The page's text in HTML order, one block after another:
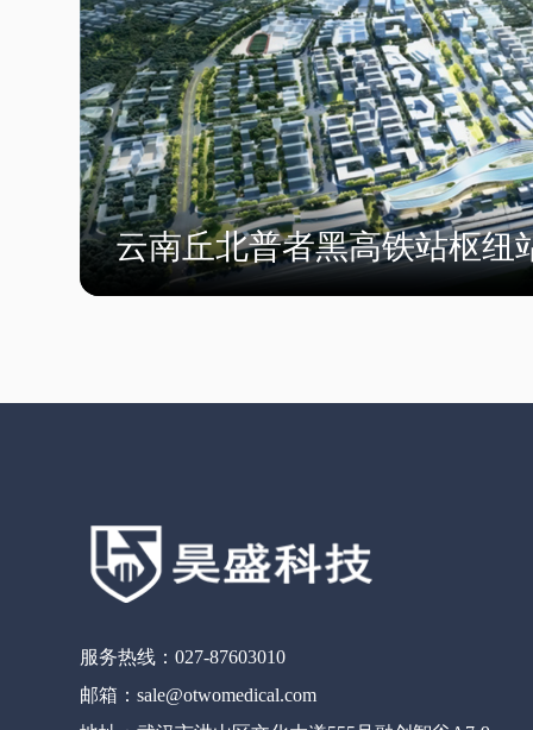
云南丘北普者黑高铁站枢纽
服务热线：027-87603010
邮箱：sale@otwomedical.com